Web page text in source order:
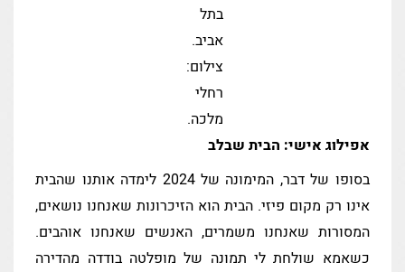
בתל
אביב.
צילום:
רחלי
מלכה.
אפילוג אישי: הבית שבלב
בסופו של דבר, המימונה של 2024 לימדה אותנו שהבית
אינו רק מקום פיזי. הבית הוא הזיכרונות שאנחנו נושאים,
המסורות שאנחנו משמרים, האנשים שאנחנו אוהבים.
כשאמא שולחת לי תמונה של מופלטה בודדה מהדירה